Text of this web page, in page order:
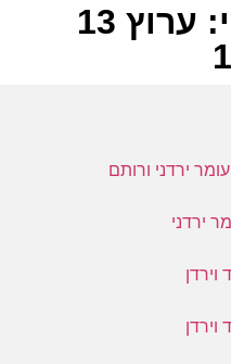
לוח שידורים יומי: ערוץ 13
עומר ירדני ורותם